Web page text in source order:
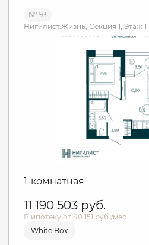
№ 93
Нигилист.Жизнь, Секция 1, Этаж 11
1-комнатная
11 190 503 руб.
В ипотеку от 40 151 руб./мес.
White Box